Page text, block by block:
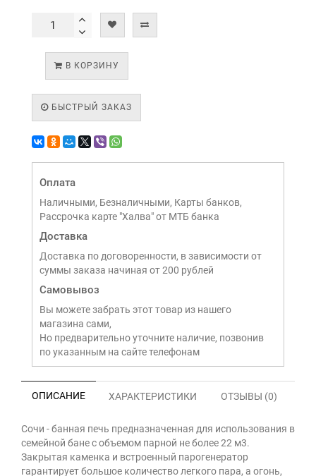
В КОРЗИНУ
БЫСТРЫЙ ЗАКАЗ
Оплата
Наличными, Безналичными, Карты банков,
Рассрочка карте "Халва" от МТБ банка
Доставка
Доставка по договоренности, в зависимости от
суммы заказа начиная от 200 рублей
Самовывоз
Вы можете забрать этот товар из нашего
магазина сами,
Но предварительно уточните наличие, позвонив
по указанным на сайте телефонам
ОПИСАНИЕ ХАРАКТЕРИСТИКИ ОТЗЫВЫ (0)
Сочи - банная печь предназначенная для использования в
семейной бане с объемом парной не более 22 м3.
Закрытая каменка и встроенный парогенератор
гарантирует большое количество легкого пара, а огонь,